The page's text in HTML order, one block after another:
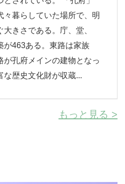
々暮らしていた場所で、明
きさである。庁、堂、
が463ある。東路は家族
が孔府メインの建物となっ
な歴史文化財が収蔵...
もっと見る >